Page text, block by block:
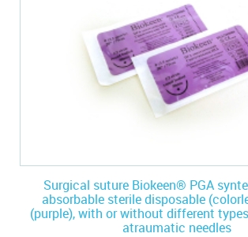
Surgical suture Biokeen® PGA
absorbable sterile disposable
(purple), with or without different
atraumatic needles